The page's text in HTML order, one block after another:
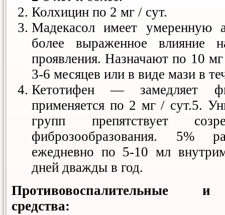
Колхицин по 2 мг / сут.
Мадекасол имеет умеренную
более выраженное влияние
проявления. Назначают по 10
3-6 месяцев или в виде мази в
Кетотифен — замедляет
применяется по 2 мг / сут.5.
групп препятствует
фиброзообразования. 5%
ежедневно по 5-10 мл
дней дважды в год.
Противовоспалительные и
средства: